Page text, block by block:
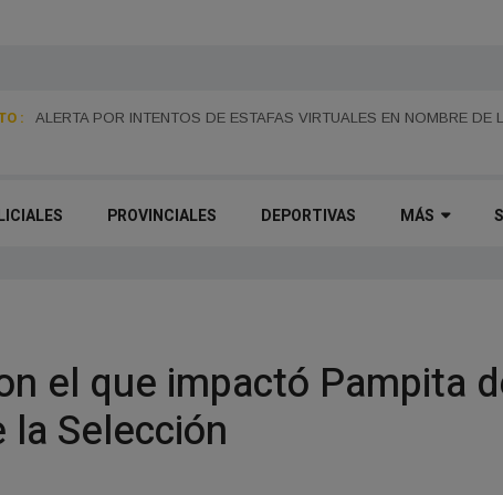
: ALERTA POR INTENTOS DE ESTAFAS VIRTUALES EN NOMBRE DE
PROVINCIALES DEPORTIVAS MÁS
el que impactó Pampita
Selección